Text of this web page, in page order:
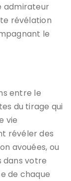
admirateur
révélation
le
entre le
du tirage qui
vie
révéler des
avouées, ou
dans votre
de chaque